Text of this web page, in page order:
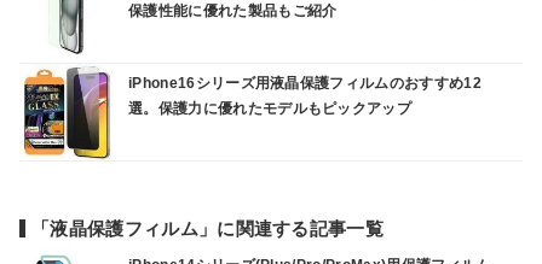
保護性能に優れた製品もご紹介
iPhone16シリーズ用液晶保護フィルムのおすすめ12
選。保護力に優れたモデルもピックアップ
「液晶保護フィルム」に関連する記事一覧